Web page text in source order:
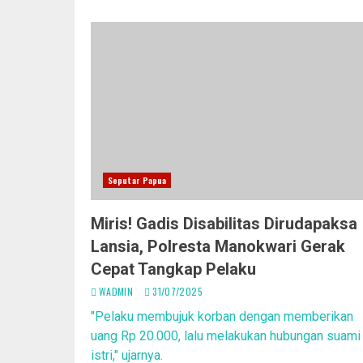
Seputar Papua
Miris! Gadis Disabilitas Dirudapaksa
Lansia, Polresta Manokwari Gerak
Cepat Tangkap Pelaku
WADMIN 31/07/2025
"Pelaku membujuk korban dengan memberikan
uang Rp 20.000, lalu melakukan hubungan suami
istri," ujarnya.